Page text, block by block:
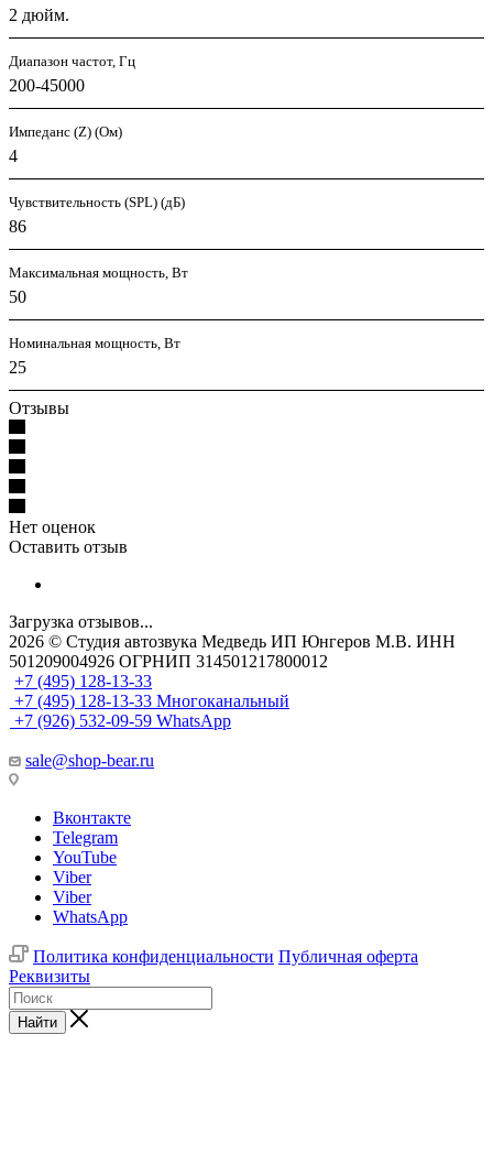
2 дюйм.
Диапазон частот, Гц
200-45000
Импеданс (Z) (Ом)
4
Чувствительность (SPL) (дБ)
86
Максимальная мощность, Вт
50
Номинальная мощность, Вт
25
Отзывы
Нет оценок
Оставить отзыв
Загрузка отзывов...
2026 © Cтудия автозвука Медведь ИП Юнгеров М.В. ИНН
501209004926 ОГРНИП 314501217800012
+7 (495) 128-13-33
+7 (495) 128-13-33 Многоканальный
+7 (926) 532-09-59 WhatsApp
sale@shop-bear.ru
Вконтакте
Telegram
YouTube
Viber
Viber
WhatsApp
Политика конфиденциальности Публичная оферта
Реквизиты
Найти